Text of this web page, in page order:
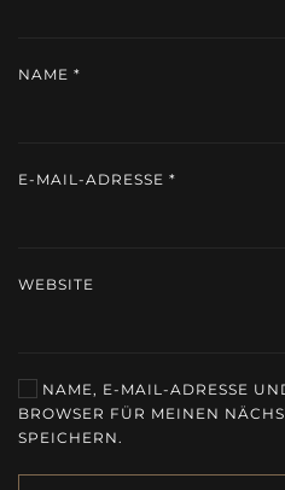
NAME *
E-MAIL-ADRESSE *
WEBSITE
NAME, E-MAIL-ADRESSE
BROWSER FÜR MEINEN
SPEICHERN.